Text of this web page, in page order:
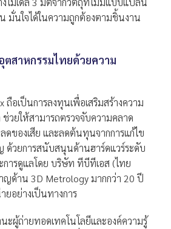
น มั่นใจได้ในความถูกต้องตามชิ้นงาน
ตสาหกรรมไทยด้วยความ
ถือเป็นการลงทุนเพื่อเสริมสร้างความ
วยให้สามารถตรวจจับความคลาด
ลดของเสีย และลดต้นทุนจากการแก้ไข
ด้วยการสนับสนุนด้านฮาร์ดแวร์ระดับ
การดูแลโดย บริษัท ทีบีทีเอส (ไทย
ญด้าน 3D Metrology มากกว่า 20 ปี
อย่างเป็นทางการ
นะผู้ถ่ายทอดเทคโนโลยีและองค์ความรู้